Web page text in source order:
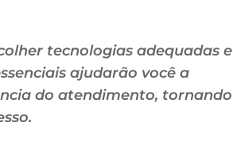
tecnologias adequadas e
ajudarão você a
do atendimento, tornando